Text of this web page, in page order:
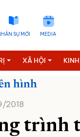
SỰ MỚI MEDIA
XÃ HỘI
hình
2018
trình